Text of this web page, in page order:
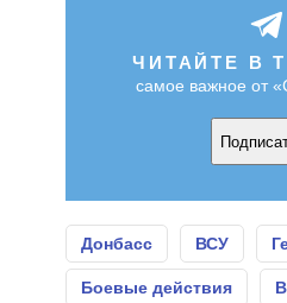
ЧИТАЙТЕ В
самое важное от
Донбасс ВСУ
Боевые действия